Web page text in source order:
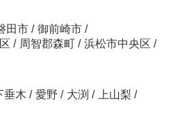
田市 / 御前崎市 /
/ 周智郡森町 / 浜松市中央区 /
垂木 / 愛野 / 大渕 / 上山梨 /